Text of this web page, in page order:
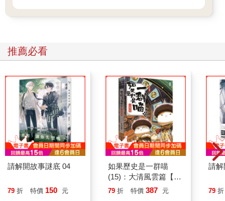
解決不良情緒的生意。只要你能提出合適的價碼，幾乎可以躲開
生命中任何想逃避的時光。
我偶爾會去公司對面的美食街吃午餐。說實在的，那裡沒有什
麼，就只是一個又熱又擠的小空間，油膩的櫃檯前擺著幾張凳
子。我來這裡，主要是為了收銀機上方架子的那台小電視。有衛
星訊號。
今天他們切換到了美國電視台，我看見了公司刊登的廣告。
畫面上的人一看就是個有錢的主管，正坐著搓揉自己的太陽穴，
擺出一副標準的上電視神情，彷彿在說我是一位壓力很大的主
管。他兩側的太陽穴隱隱跳動著，表示這位主管真的壓力很大！
接著他打電話給經紀人，場景變成了主管躺在海灘上，一邊喝著
一瓶金色啤酒，一邊欣賞我所見過最蔚藍的海洋。
我隔壁是一對母女。女孩大約四、五歲，正小口小口地挖著米飯
時，她轉頭輕聲問母親那些藍色的液體是什麼。當時我心想，這
推薦必看
請解開故事謎底 04
79 折 特價 150 元
如果歷史是一群喵
(15)：大清風雲篇【萌
貓漫畫學歷史】
79 折 特價 387 元
請解
79 折